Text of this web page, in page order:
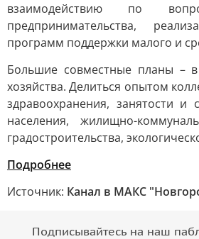
взаимодействию по
предпринимательства,
программ поддержки малого и
Большие совместные планы – в
хозяйства. Делиться опытом
здравоохранения, занятости и
населения, жилищно-
градостроительства,
Подробнее
Источник: Канал в МАКС
Подписывайтесь на наш